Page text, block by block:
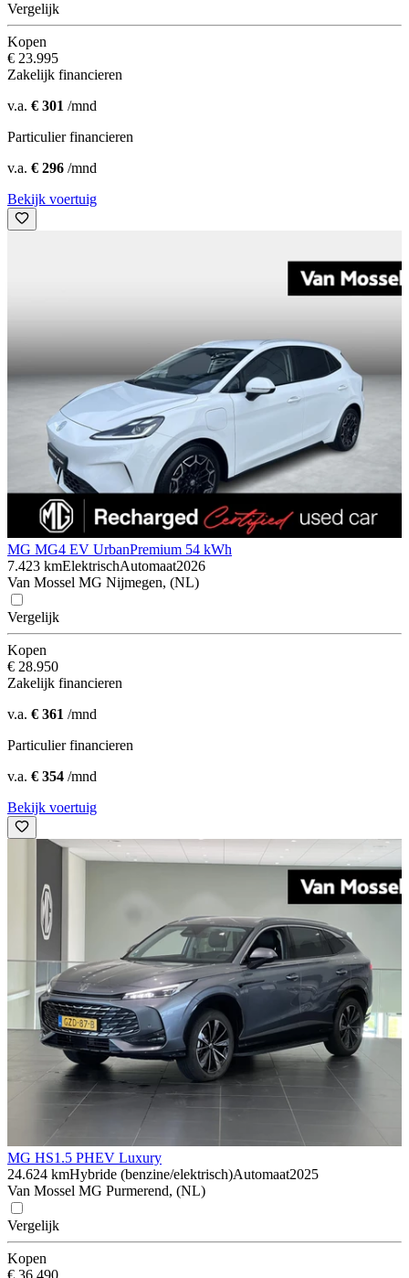
Vergelijk
Kopen
€ 23.995
Zakelijk financieren
v.a. € 301 /mnd
Particulier financieren
v.a. € 296 /mnd
Bekijk voertuig
MG MG4 EV UrbanPremium 54 kWh
7.423 kmElektrischAutomaat2026
Van Mossel MG Nijmegen, (NL)
Vergelijk
Kopen
€ 28.950
Zakelijk financieren
v.a. € 361 /mnd
Particulier financieren
v.a. € 354 /mnd
Bekijk voertuig
MG HS1.5 PHEV Luxury
24.624 kmHybride (benzine/elektrisch)Automaat2025
Van Mossel MG Purmerend, (NL)
Vergelijk
Kopen